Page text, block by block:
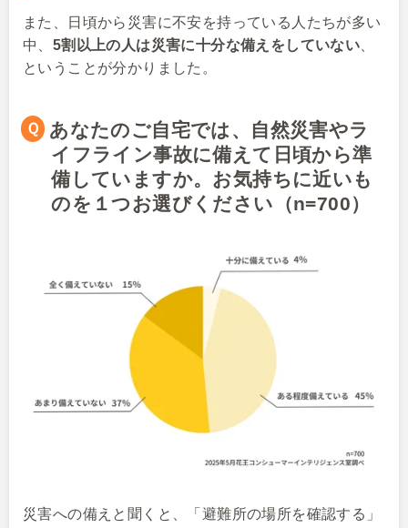
また、日頃から災害に不安を持っている人たちが多い
中、 5割以上の人は災害に十分な備えをしていない
ということが分かりました。
Ｑあなたのご自宅では、自然災害やラ
イフライン事故に備えて日頃から準
備していますか。お気持ちに近いも
のを１つお選びください（n=700）
災害への備えと聞くと、「避難所の場所を確認する」